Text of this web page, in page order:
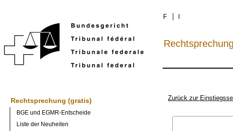
F
Rechtsprechung
Rechtsprechung (gratis)
BGE und EGMR-Entscheide
Liste der Neuheiten
Zurück zur